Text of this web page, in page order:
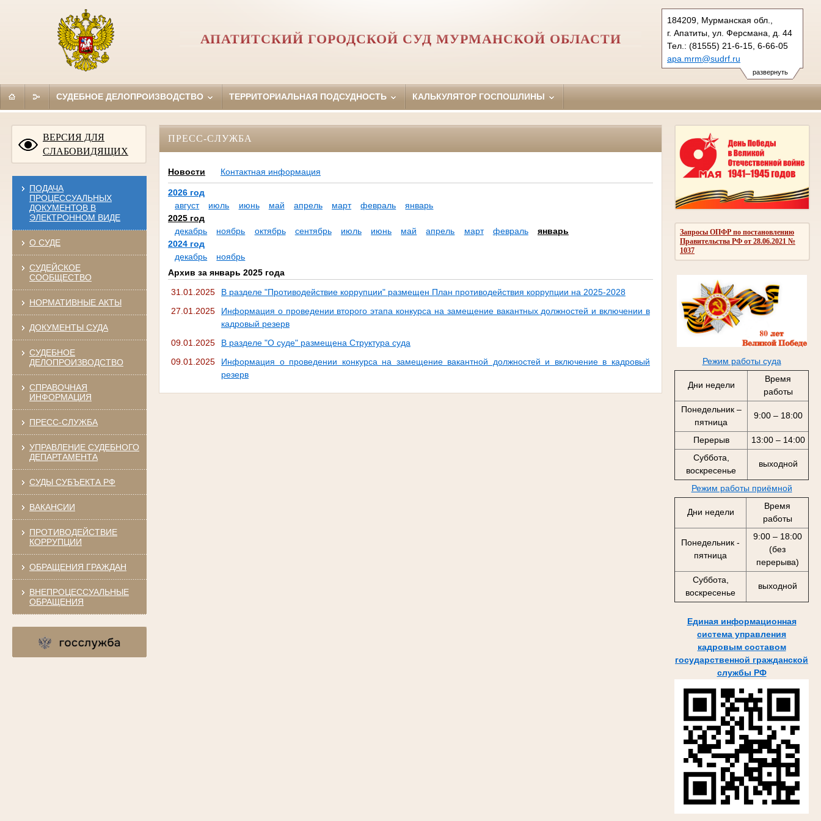
развернуть
184209, Мурманская обл.,
г. Апатиты, ул. Ферсмана, д. 44
Тел.: (81555) 21-6-15, 6-66-05
apa.mrm@sudrf.ru
АПАТИТСКИЙ ГОРОДСКОЙ СУД МУРМАНСКОЙ ОБЛАСТИ
СУДЕБНОЕ ДЕЛОПРОИЗВОДСТВО ТЕРРИТОРИАЛЬНАЯ ПОДСУДНОСТЬ КАЛЬКУЛЯТОР ГОСПОШЛИНЫ
ВЕРСИЯ ДЛЯ
СЛАБОВИДЯЩИХ
ПОДАЧА
ПРОЦЕССУАЛЬНЫХ
ДОКУМЕНТОВ В
ЭЛЕКТРОННОМ ВИДЕ
О СУДЕ
СУДЕЙСКОЕ
СООБЩЕСТВО
НОРМАТИВНЫЕ АКТЫ
ДОКУМЕНТЫ СУДА
СУДЕБНОЕ
ДЕЛОПРОИЗВОДСТВО
СПРАВОЧНАЯ
ИНФОРМАЦИЯ
ПРЕСС-СЛУЖБА
УПРАВЛЕНИЕ СУДЕБНОГО
ДЕПАРТАМЕНТА
СУДЫ СУБЪЕКТА РФ
ВАКАНСИИ
ПРОТИВОДЕЙСТВИЕ
КОРРУПЦИИ
ОБРАЩЕНИЯ ГРАЖДАН
ВНЕПРОЦЕССУАЛЬНЫЕ
ОБРАЩЕНИЯ
Запросы ОПФР по постановлению
Правительства РФ от 28.06.2021 №
1037
Режим работы суда
Дни недели
Время
работы
Понедельник –
пятница
9:00 – 18:00
Перерыв
13:00 – 14:00
Суббота,
воскресенье
выходной
Режим работы приёмной
Дни недели
Время
работы
Понедельник -
пятница
9:00 – 18:00
(без
перерыва)
Суббота,
воскресенье
выходной
Единая информационная
система управления
кадровым составом
государственной гражданской
службы РФ
ПРЕСС-СЛУЖБА
Новости Контактная информация
2026 год
август
июль июнь май апрель март февраль
январь
2025 год
декабрь
ноябрь октябрь сентябрь июль июнь май апрель март февраль
январь
2024 год
декабрь
ноябрь
Архив за январь 2025 года
31.01.2025
В разделе "Противодействие коррупции" размещен План противодействия коррупции на 2025-2028
27.01.2025
Информация о проведении второго этапа конкурса на замещение вакантных должностей и включении в
кадровый резерв
09.01.2025
В разделе "О суде" размещена Структура суда
09.01.2025
Информация о проведении конкурса на замещение вакантной должностей и включение в кадровый
резерв